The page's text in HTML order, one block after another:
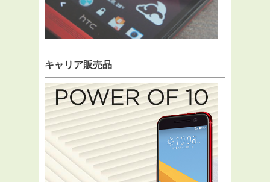
キャリア販売品